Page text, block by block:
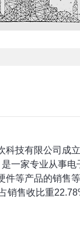
科技有限公司成
一家专业从事
件等产品的销售
销售收比重